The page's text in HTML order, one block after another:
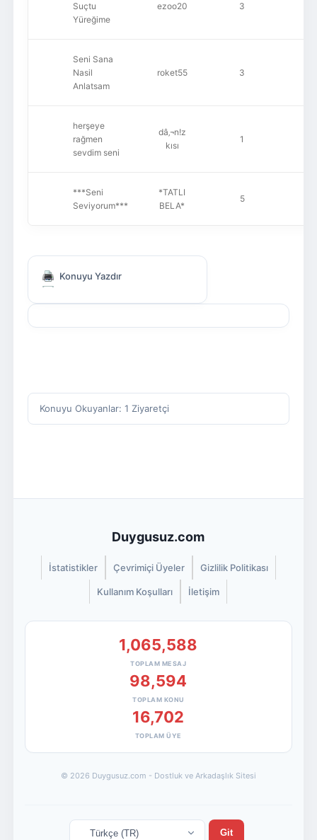
Suçtu
Yüreğime
ezoo20 3
Seni Sana
Nasil
Anlatsam
roket55 3
herşeye
rağmen
sevdim seni
dâ‚¬n!z
kısı
1
***Seni
Seviyorum***
*TATLI
BELA*
5
Konuyu Yazdır
Konuyu Okuyanlar: 1 Ziyaretçi
Duygusuz.com
İstatistikler Çevrimiçi Üyeler Gizlilik Politikası
Kullanım Koşulları İletişim
1,065,588
TOPLAM MESAJ
98,594
TOPLAM KONU
16,702
TOPLAM ÜYE
© 2026 Duygusuz.com - Dostluk ve Arkadaşlık Sitesi